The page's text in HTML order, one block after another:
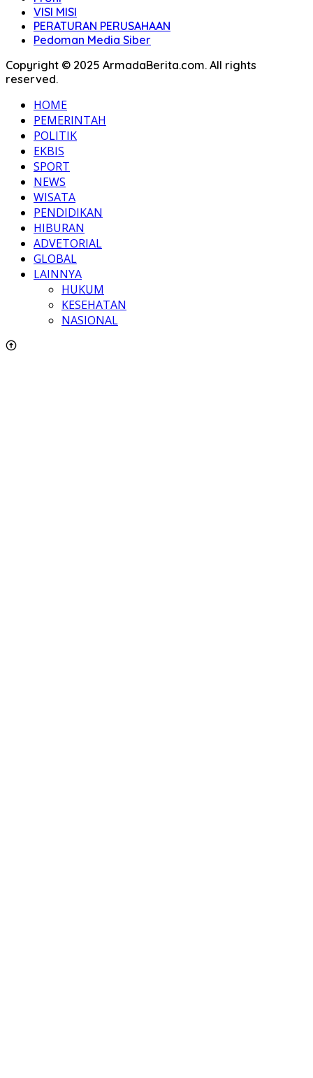
VISI MISI
PERATURAN PERUSAHAAN
Pedoman Media Siber
Copyright © 2025 ArmadaBerita.com. All rights
reserved.
HOME
PEMERINTAH
POLITIK
EKBIS
SPORT
NEWS
WISATA
PENDIDIKAN
HIBURAN
ADVETORIAL
GLOBAL
LAINNYA
HUKUM
KESEHATAN
NASIONAL